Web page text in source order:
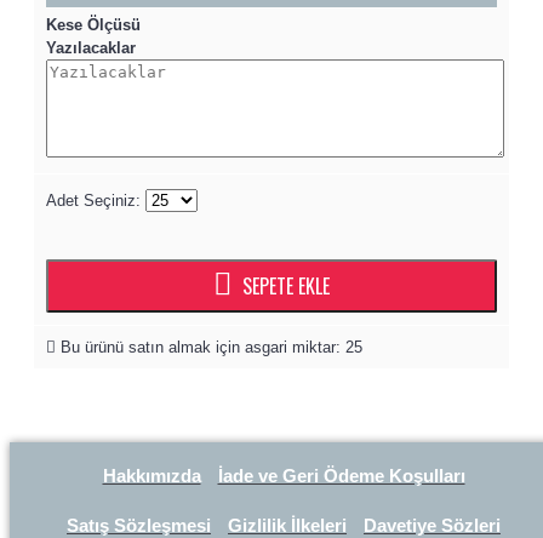
Kese Ölçüsü
Yazılacaklar
Adet Seçiniz:
SEPETE EKLE
Bu ürünü satın almak için asgari miktar: 25
Hakkımızda İade ve Geri Ödeme Koşulları
Satış Sözleşmesi Gizlilik İlkeleri Davetiye Sözleri